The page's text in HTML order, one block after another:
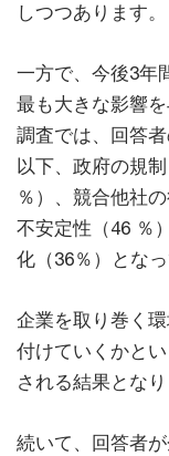
しつつあります。
一方で、今後3年
最も大きな影響
調査では、回答
以下、政府の規
％）、競合他社
不安定性（46 ％
化（36％）となっ
企業を取り巻く
付けていくかと
される結果となり
続いて、回答者